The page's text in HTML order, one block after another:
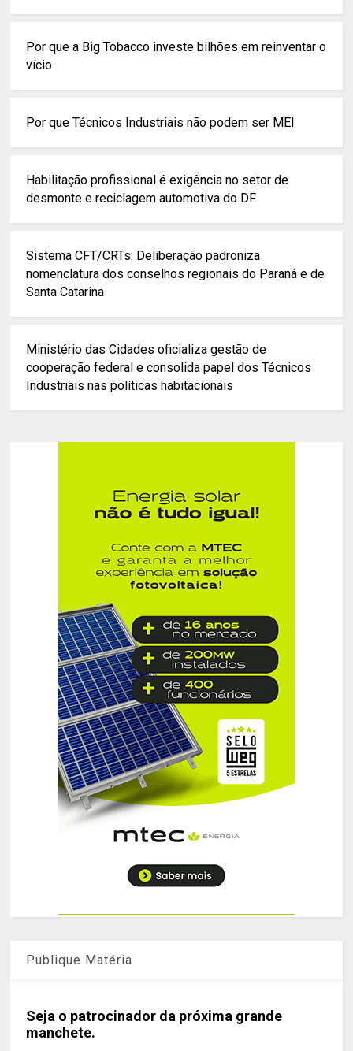
Por que a Big Tobacco investe bilhões em reinventar o
vício
Por que Técnicos Industriais não podem ser MEI
Habilitação profissional é exigência no setor de
desmonte e reciclagem automotiva do DF
Sistema CFT/CRTs: Deliberação padroniza
nomenclatura dos conselhos regionais do Paraná e de
Santa Catarina
Ministério das Cidades oficializa gestão de
cooperação federal e consolida papel dos Técnicos
Industriais nas políticas habitacionais
Publique Matéria
Seja o patrocinador da próxima grande
manchete.